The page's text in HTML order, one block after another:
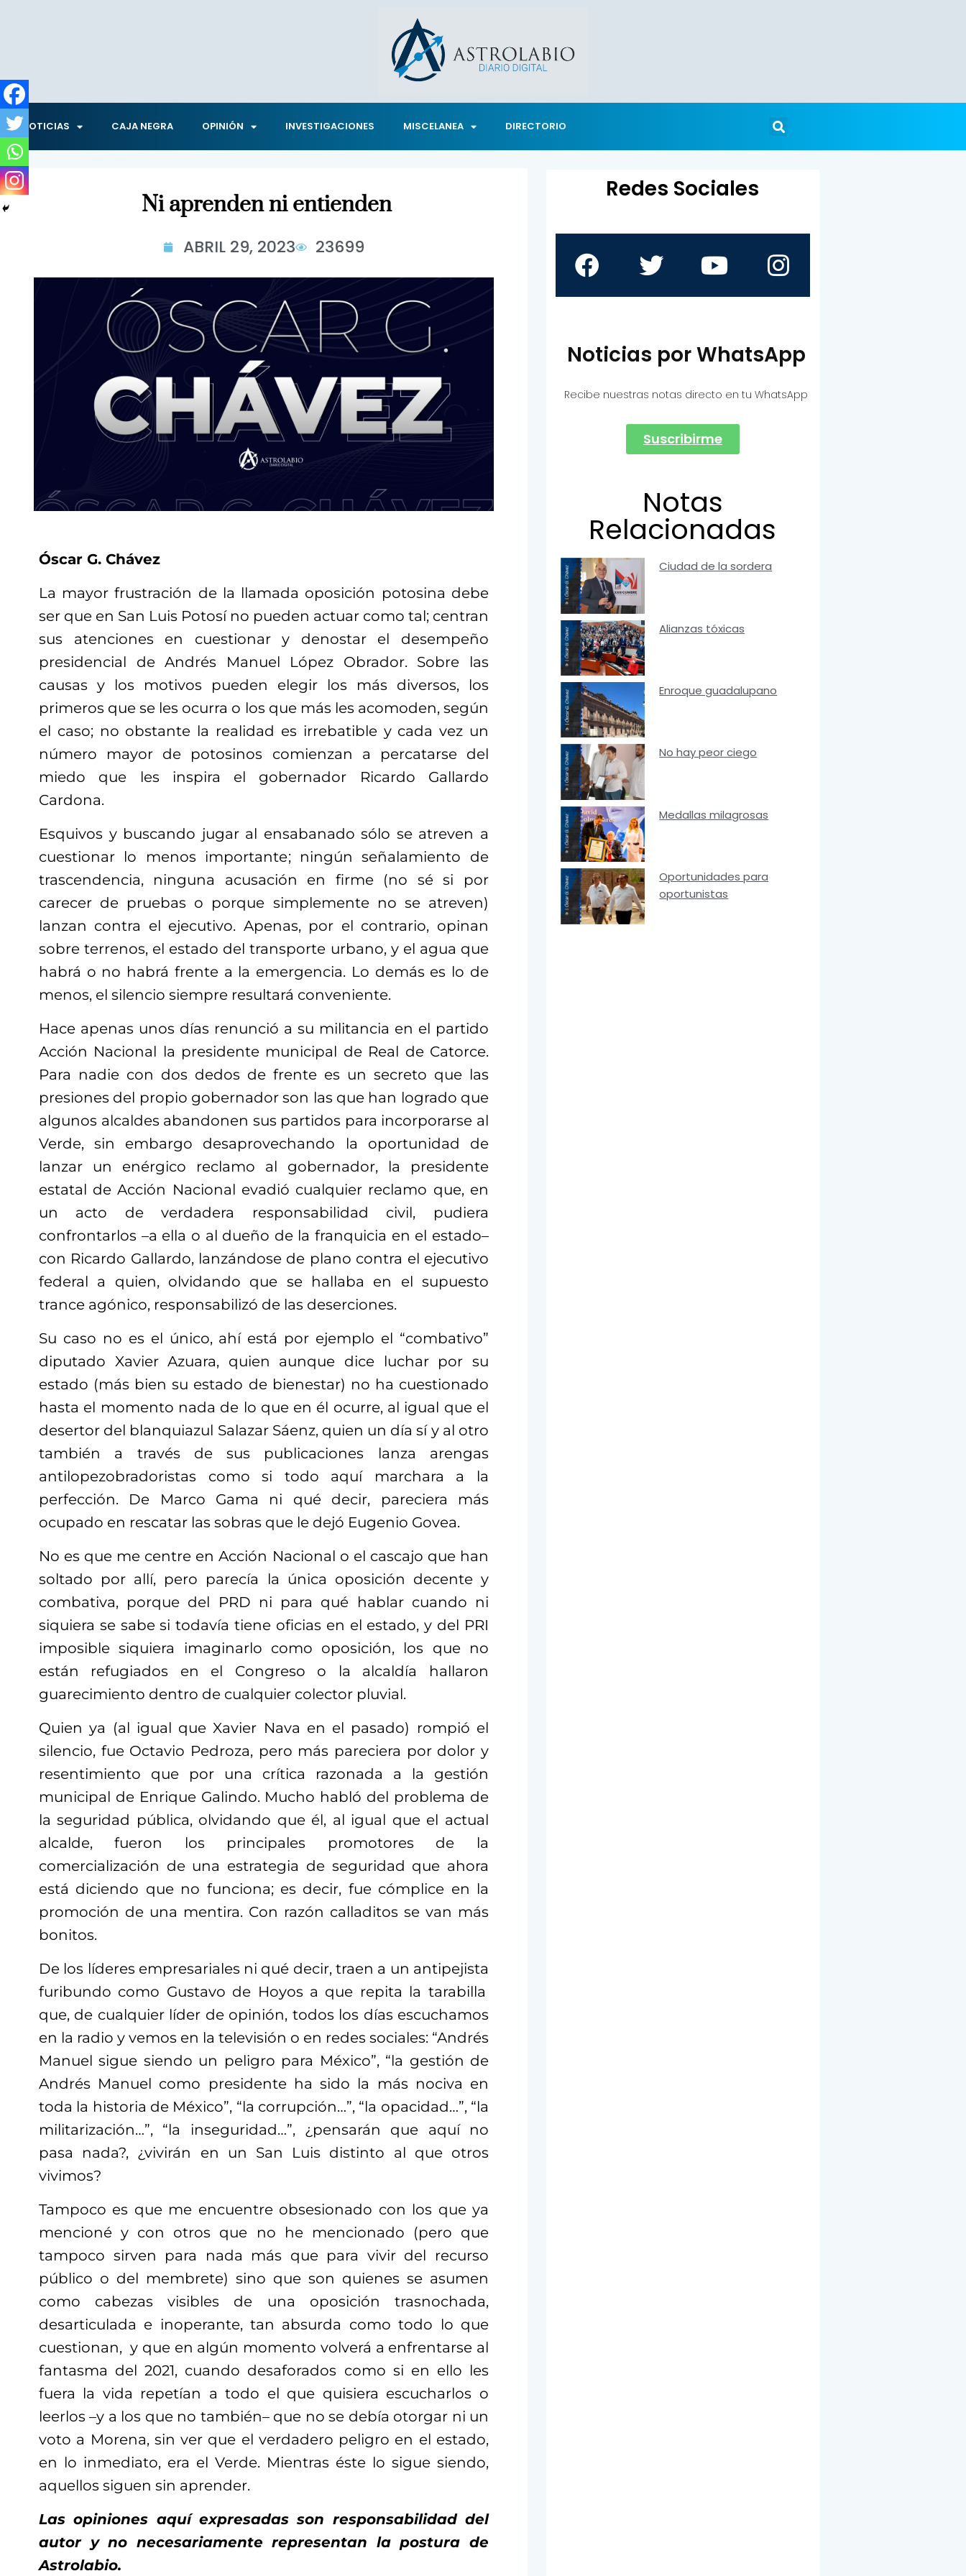
NOTICIAS CAJA NEGRA OPINIÓN INVESTIGACIONES MISCELANEA DIRECTORIO
Ni aprenden ni entienden
ABRIL 29, 2023 23699
Óscar G. Chávez
La mayor frustración de la llamada oposición potosina debe
ser que en San Luis Potosí no pueden actuar como tal; centran
sus atenciones en cuestionar y denostar el desempeño
presidencial de Andrés Manuel López Obrador. Sobre las
causas y los motivos pueden elegir los más diversos, los
primeros que se les ocurra o los que más les acomoden, según
el caso; no obstante la realidad es irrebatibley cada vez un
número mayor de potosinos comienzan a percatarse del
miedo que les inspira el gobernador Ricardo Gallardo
Cardona.
Esquivos y buscando jugar al ensabanado sólo se atreven a
cuestionar lo menos importante; ningún señalamiento de
trascendencia, ninguna acusación en firme (no sé si por
carecer de pruebas o porque simplemente no se atreven)
lanzan contra el ejecutivo. Apenas, por el contrario, opinan
sobre terrenos, el estado del transporte urbano, y el agua que
habrá o no habrá frente a la emergencia. Lo demás es lo de
menos, el silencio siempre resultará conveniente.
Hace apenas unos días renunció a su militancia en el partido
Acción Nacional la presidente municipal de Real de Catorce.
Para nadie con dos dedos de frente es un secreto que las
presiones del propio gobernador son las que han logrado que
algunos alcaldes abandonen sus partidos para incorporarse al
Verde, sin embargo desaprovechando la oportunidad de
lanzar un enérgico reclamo al gobernador, la presidente
estatal de Acción Nacional evadió cualquier reclamo que, en
un acto de verdadera responsabilidad civil, pudiera
confrontarlos –a ella o al dueño de la franquicia en el estado–
con Ricardo Gallardo, lanzándose de plano contra el ejecutivo
federal a quien, olvidando que se hallaba en el supuesto
trance agónico, responsabilizó de las deserciones.
Su caso no es el único, ahí está por ejemplo el “combativo”
diputado Xavier Azuara, quien aunque dice luchar por su
estado (más bien su estado de bienestar) no ha cuestionado
hasta el momento nada de lo que en él ocurre, al igual que el
desertor del blanquiazul Salazar Sáenz, quien un día sí y al otro
también a través de sus publicaciones lanza arengas
antilopezobradoristas como si todo aquí marchara a la
perfección. De Marco Gama ni qué decir, pareciera más
ocupado en rescatar las sobras que le dejó Eugenio Govea.
No es que me centre en Acción Nacional o el cascajo que han
soltado por allí, pero parecía la única oposición decente y
combativa, porque del PRD ni para qué hablar cuando ni
siquiera se sabe si todavía tiene oficias en el estado, y del PRI
imposible siquiera imaginarlo como oposición, los que no
están refugiados en el Congreso o la alcaldía hallaron
guarecimiento dentro de cualquier colector pluvial.
Quien ya (al igual que Xavier Nava en el pasado) rompió el
silencio, fue Octavio Pedroza, pero más pareciera por dolor y
resentimiento que por una crítica razonada a la gestión
municipal de Enrique Galindo. Mucho habló del problema de
la seguridad pública, olvidando que él, al igual que el actual
alcalde, fueron los principales promotores de la
comercialización de una estrategia de seguridad que ahora
está diciendo que no funciona; es decir, fue cómplice en la
promoción de una mentira. Con razón calladitos se van más
bonitos.
De los líderes empresariales ni qué decir, traen a un antipejista
furibundo como Gustavo de Hoyos a que repita la tarabilla
que, de cualquier líder de opinión, todos los días escuchamos
en la radio y vemos en la televisión o en redes sociales: “Andrés
Manuel sigue siendo un peligro para México”, “la gestión de
Andrés Manuel como presidente ha sido la más nociva en
toda la historia de México”, “la corrupción…”, “la opacidad…”, “la
militarización…”, “la inseguridad…”, ¿pensarán que aquí no
pasa nada?, ¿vivirán en un San Luis distinto al que otros
vivimos?
Tampoco es que me encuentre obsesionado con los que ya
mencioné y con otros que no he mencionado (pero que
tampoco sirven para nada más que para vivir del recurso
público o del membrete) sino que son quienes se asumen
como cabezas visibles de una oposición trasnochada,
desarticulada e inoperante,tan absurda como todo lo que
cuestionan, y que en algún momento volverá a enfrentarse al
fantasma del 2021, cuando desaforados como si en ello les
fuera la vida repetían a todo el que quisiera escucharlos o
leerlos –y a los que no también– que no se debía otorgar ni un
voto a Morena, sin ver que el verdadero peligro en el estado,
en lo inmediato, era el Verde. Mientras éste lo sigue siendo,
aquellos siguen sin aprender.
Las opiniones aquí expresadas son responsabilidad del
autor y no necesariamente representan la postura de
Astrolabio.
Redes Sociales
Noticias por WhatsApp
Recibe nuestras notas directo en tu WhatsApp
Suscribirme
Notas
Relacionadas
Ciudad de la sordera
Alianzas tóxicas
Enroque guadalupano
No hay peor ciego
Medallas milagrosas
Oportunidades para
oportunistas